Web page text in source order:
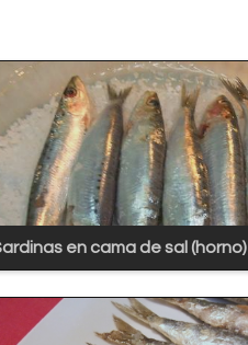
en cama de sal (horno)